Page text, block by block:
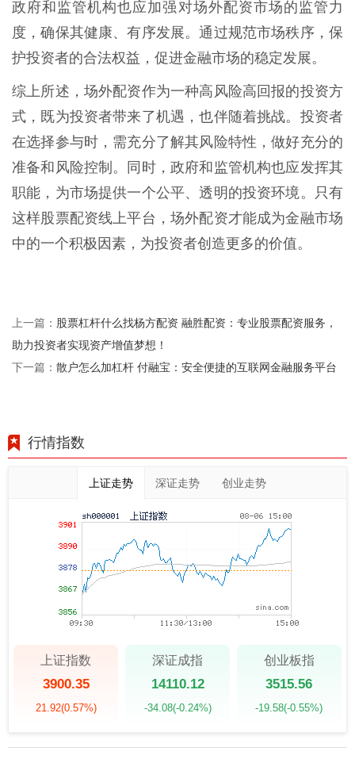
政府和监管机构也应加强对场外配资市场的监管力
度，确保其健康、有序发展。通过规范市场秩序，保
护投资者的合法权益，促进金融市场的稳定发展。
综上所述，场外配资作为一种高风险高回报的投资方
式，既为投资者带来了机遇，也伴随着挑战。投资者
在选择参与时，需充分了解其风险特性，做好充分的
准备和风险控制。同时，政府和监管机构也应发挥其
职能，为市场提供一个公平、透明的投资环境。只有
这样股票配资线上平台，场外配资才能成为金融市场
中的一个积极因素，为投资者创造更多的价值。
上一篇： 股票杠杆什么找杨方配资 融胜配资：专业股票配资服务，
助力投资者实现资产增值梦想！
下一篇： 散户怎么加杠杆 付融宝：安全便捷的互联网金融服务平台
行情指数
上证走势 深证走势 创业走势
上证指数
3900.35
21.92(0.57%)
深证成指
14110.12
-34.08(-0.24%)
创业板指
3515.56
-19.58(-0.55%)